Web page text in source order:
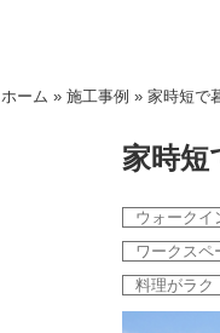
ホーム » 施工事例 » 家時短で
家時短
ウォークイ
ワークスペ
料理がラク